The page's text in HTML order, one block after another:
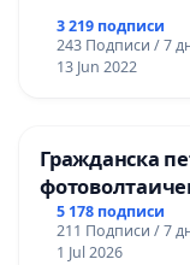
3 219 подписи
243 Подписи / 7
13 Jun 2022
Гражданска
Радомир
5 178 подписи
211 Подписи / 7
1 Jul 2026